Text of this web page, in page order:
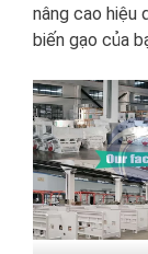
nâng cao hiệu
biến gạo của